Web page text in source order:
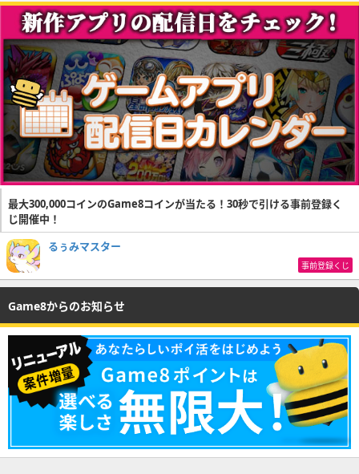
最大300,000コインのGame8コインが当たる！30秒で引ける事前登録く
じ開催中！
るぅみマスター
事前登録くじ
Game8からのお知らせ